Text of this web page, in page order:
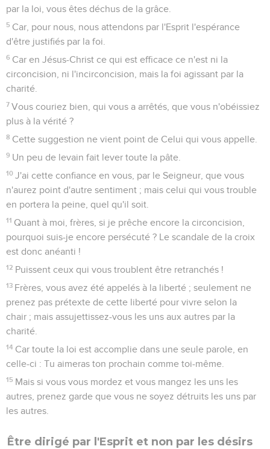
par la loi, vous êtes déchus de la grâce.
5 Car, pour nous, nous attendons par l'Esprit l'espérance
d'être justifiés par la foi.
6 Car en Jésus-Christ ce qui est efficace ce n'est ni la
circoncision, ni l'incirconcision, mais la foi agissant par la
charité.
7 Vous couriez bien, qui vous a arrêtés, que vous n'obéissiez
plus à la vérité ?
8 Cette suggestion ne vient point de Celui qui vous appelle.
9 Un peu de levain fait lever toute la pâte.
10 J'ai cette confiance en vous, par le Seigneur, que vous
n'aurez point d'autre sentiment ; mais celui qui vous trouble
en portera la peine, quel qu'il soit.
11 Quant à moi, frères, si je prêche encore la circoncision,
pourquoi suis-je encore persécuté ? Le scandale de la croix
est donc anéanti !
12 Puissent ceux qui vous troublent être retranchés !
13 Frères, vous avez été appelés à la liberté ; seulement ne
prenez pas prétexte de cette liberté pour vivre selon la
chair ; mais assujettissez-vous les uns aux autres par la
charité.
14 Car toute la loi est accomplie dans une seule parole, en
celle-ci : Tu aimeras ton prochain comme toi-même.
15 Mais si vous vous mordez et vous mangez les uns les
autres, prenez garde que vous ne soyez détruits les uns par
les autres.
Être dirigé par l'Esprit et non par les désirs